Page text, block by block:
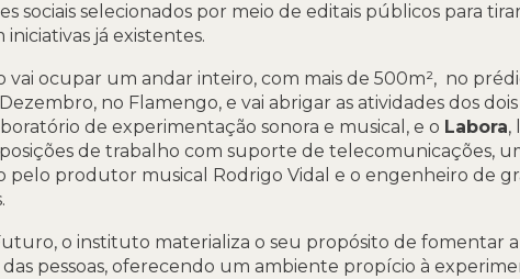
sociais selecionados por meio de editais públicos para
já existentes.
vai ocupar um andar inteiro, com mais de 500m², no
no Flamengo, e vai abrigar as atividades dos
de experimentação sonora e musical, e o Labora,
de trabalho com suporte de telecomunicações,
pelo produtor musical Rodrigo Vidal e o engenheiro de
o instituto materializa o seu propósito de fomentar
pessoas, oferecendo um ambiente propício à